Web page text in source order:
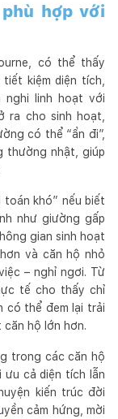
hợp với
có thể thấy
kiệm diện tích,
nghi linh hoạt với
ra cho sinh hoạt,
có thể “ẩn đi”,
thường nhật, giúp
toán khó” nếu biết
như giường gấp
gian sinh hoạt
và căn hộ nhỏ
– nghỉ ngơi. Từ
tế cho thấy chỉ
có thể đem lại trải
hộ lớn hơn.
trong các căn hộ
ưu cả diện tích lẫn
kiến trúc đời
cảm hứng, mời